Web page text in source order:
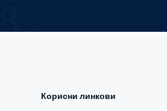
Корисни линкови